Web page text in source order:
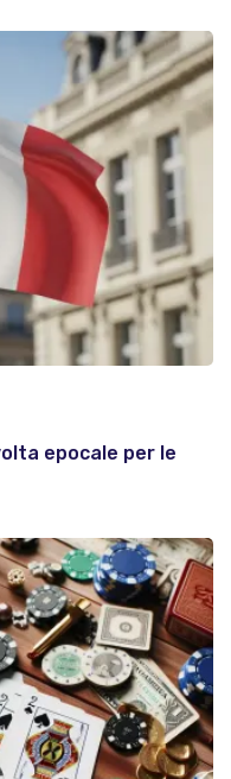
epocale per le